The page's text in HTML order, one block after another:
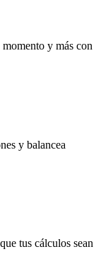
y más con
y balancea
tus cálculos sean